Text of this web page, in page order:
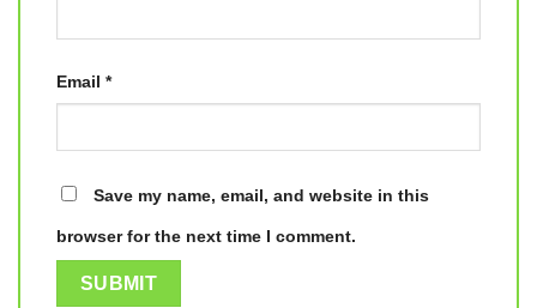
Email *
Save my name, email, and website in this
browser for the next time I comment.